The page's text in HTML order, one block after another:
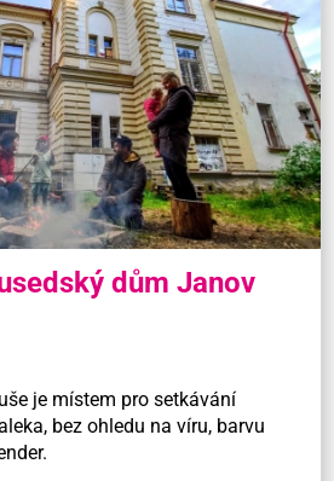
dům Janov
je místem pro setkávání
bez ohledu na víru, barvu